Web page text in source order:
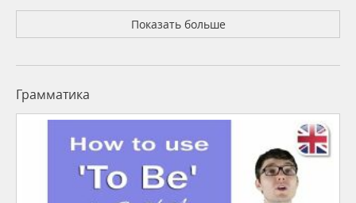
Показать больше
Грамматика